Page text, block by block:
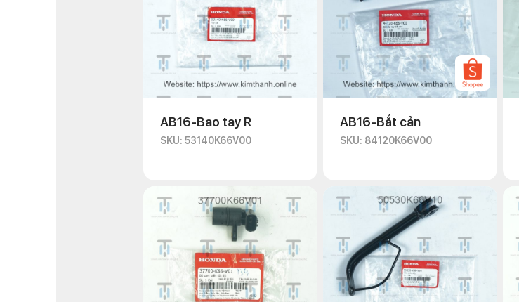
AB16-Bao tay R
SKU: 53140K66V00
AB16-Bắt cản
SKU: 84120K66V00